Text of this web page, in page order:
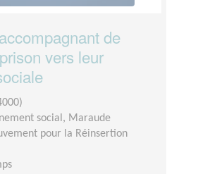
de
vers leur
social, Maraude
pour la Réinsertion